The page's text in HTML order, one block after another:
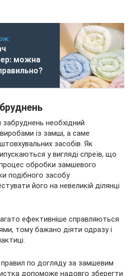
можна
необхідний
із замші, а саме
засобів. Як
у вигляді спреїв, що
обробки замшевого
подібного засобу
його на невеликій ділянці
ефективніше справляються
тому бажано діяти одразу і
по догляду за замшевим
допоможе надовго зберегти